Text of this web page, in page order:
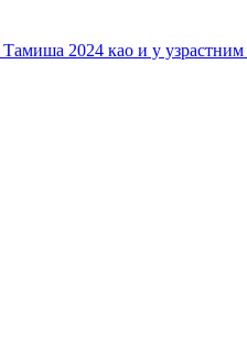
2024 као и у